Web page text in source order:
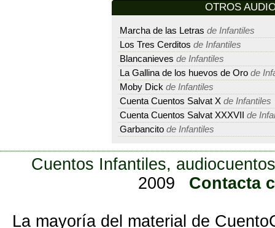
OTROS
Marcha de las Letras de Infantiles
Los Tres Cerditos de Infantiles
Blancanieves de Infantiles
La Gallina de los huevos de Oro de
Moby Dick de Infantiles
Cuenta Cuentos Salvat X de Infantiles
Cuenta Cuentos Salvat XXXVII
de
Garbancito de Infantiles
Cuentos Infantiles,
2009
Contacta
La mayoría del material de